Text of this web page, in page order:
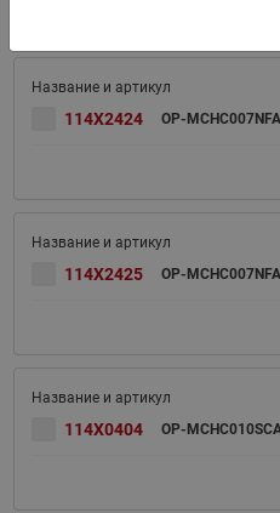
114X2424 OP-
114X2425 OP-
114X0404 OP-